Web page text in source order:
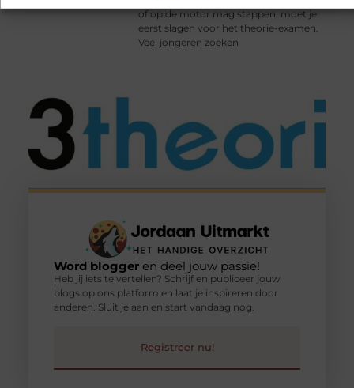
of op de motor mag stappen, moet je
eerst slagen voor het theorie-examen.
Veel jongeren zoeken
Word bloggeren deel jouw passie!
Heb jij iets te vertellen? Schrijf en publiceer jouw
blogs op ons platform en laat je inspireren door
anderen. Sluit je aan en start vandaag nog.
Registreer nu!